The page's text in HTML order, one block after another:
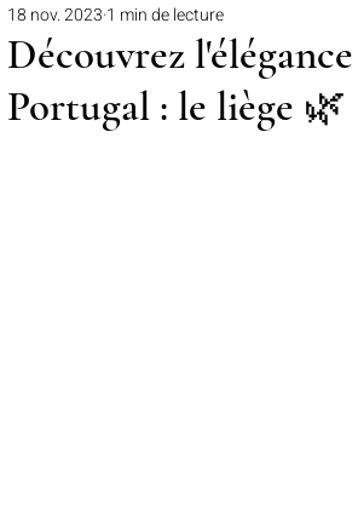
Découvrez
Portugal : le liège 🌿
18 nov. 2023 1 min de lecture